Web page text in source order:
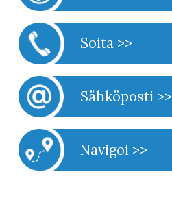
Soita >>
Sähköposti >>
Navigoi >>